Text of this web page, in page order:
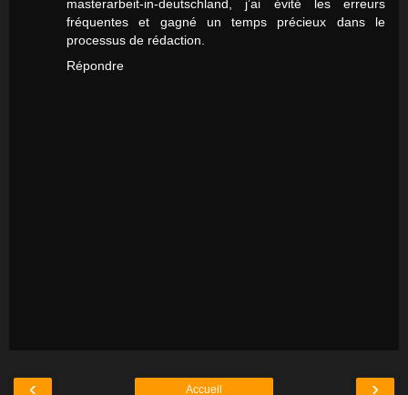
masterarbeit-in-deutschland , j’ai évité les erreurs
fréquentes et gagné un temps précieux dans le
processus de rédaction.
Répondre
‹ ›
Accueil